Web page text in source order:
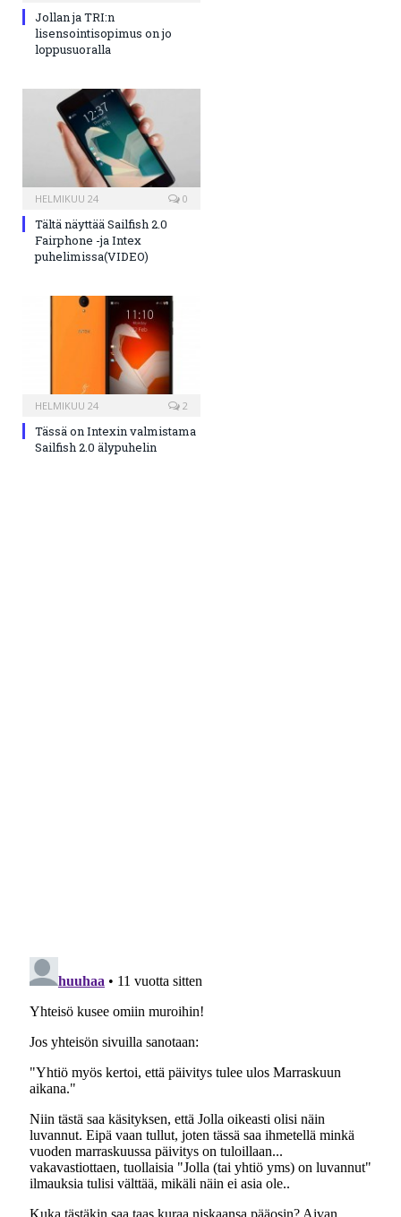
Jollan ja TRI:n
lisensointisopimus on jo
loppusuoralla
HELMIKUU 24 0
Tältä näyttää Sailfish 2.0
Fairphone -ja Intex
puhelimissa(VIDEO)
HELMIKUU 24 2
Tässä on Intexin valmistama
Sailfish 2.0 älypuhelin